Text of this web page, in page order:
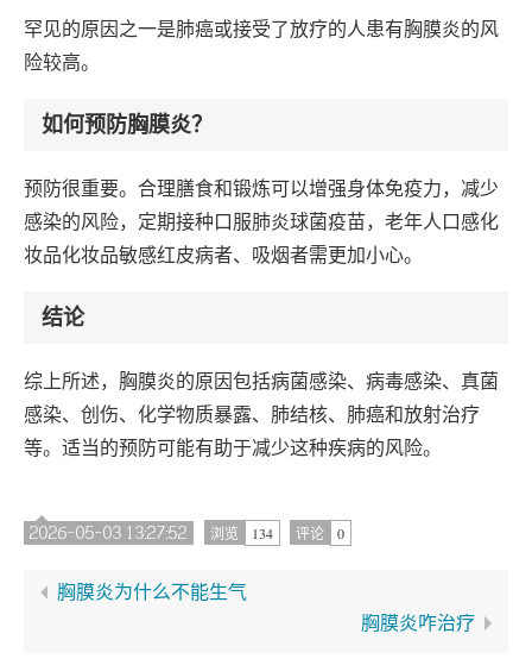
罕见的原因之一是肺癌或接受了放疗的人患有胸膜炎的风
险较高。
如何预防胸膜炎？
预防很重要。合理膳食和锻炼可以增强身体免疫力，减少
感染的风险，定期接种口服肺炎球菌疫苗，老年人口感化
妆品化妆品敏感红皮病者、吸烟者需更加小心。
结论
综上所述，胸膜炎的原因包括病菌感染、病毒感染、真菌
感染、创伤、化学物质暴露、肺结核、肺癌和放射治疗
等。适当的预防可能有助于减少这种疾病的风险。
2026-05-03 13:27:52 浏览 134 评论 0
胸膜炎为什么不能生气
胸膜炎咋治疗